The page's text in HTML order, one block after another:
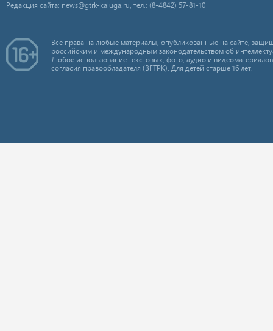
Редакция сайта: news@gtrk-kaluga.ru, тел.: (8-4842) 57-81-10
Все права на любые материалы, опубликованные на сайте,
российским и международным законодательством об
Любое использование текстовых, фото, аудио и
согласия правообладателя (ВГТРК). Для детей старше 16 лет.